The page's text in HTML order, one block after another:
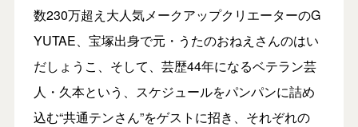
数230万超え大人気メークアップクリエーターのG
YUTAE、宝塚出身で元・うたのおねえさんのはい
だしょうこ、そして、芸歴44年になるベテラン芸
人・久本という、スケジュールをパンパンに詰め
込む“共通テンさん”をゲストに招き、それぞれの